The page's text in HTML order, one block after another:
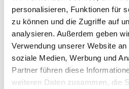
personalisieren, Funktionen für
zu können und die Zugriffe auf
analysieren. Außerdem geben
Verwendung unserer Website
soziale Medien, Werbung und
Partner führen diese
weiteren Daten zusammen, die
Bitte wählen Sie Ihren Bootstyp
Nach Auswahl eines Reisetermins
werden Ihnen die Boote angezeigt.
Bitte wählen Sie, falls gewünscht,